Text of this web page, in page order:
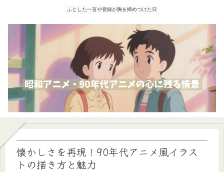
ふとした一言や視線が胸を締めつけた日
懐かしさを再現！90年代アニメ風イラス
トの描き方と魅力